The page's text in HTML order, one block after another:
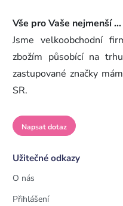
Vše pro Vaše nejmenší ...
Jsme velkoobchodní
zbožím působící na
zastupované značky
SR.
Napsat dotaz
Užitečné odkazy
O nás
Přihlášení